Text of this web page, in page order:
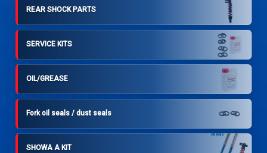
REAR SHOCK PARTS
SERVICE KITS
OIL/GREASE
Fork oil seals / dust seals
SHOWA A KIT